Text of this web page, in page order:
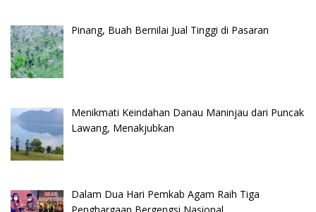
Pinang, Buah Bernilai Jual Tinggi di Pasaran
Menikmati Keindahan Danau Maninjau dari Puncak
Lawang, Menakjubkan
Dalam Dua Hari Pemkab Agam Raih Tiga